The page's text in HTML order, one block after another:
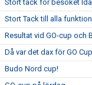
Stort tack för besöket
Stort Tack till alla
Resultat vid GO-cup och
Då var det dax för GO Cup
Budo Nord cup!